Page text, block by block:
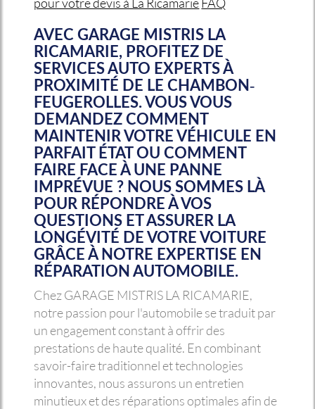
AVEC GARAGE MISTRIS LA
RICAMARIE, PROFITEZ DE
SERVICES AUTO EXPERTS À
PROXIMITÉ DE LE CHAMBON-
FEUGEROLLES. VOUS VOUS
DEMANDEZ COMMENT
MAINTENIR VOTRE VÉHICULE EN
PARFAIT ÉTAT OU COMMENT
FAIRE FACE À UNE PANNE
IMPRÉVUE ? NOUS SOMMES LÀ
POUR RÉPONDRE À VOS
QUESTIONS ET ASSURER LA
LONGÉVITÉ DE VOTRE VOITURE
GRÂCE À NOTRE EXPERTISE EN
RÉPARATION AUTOMOBILE.
Chez GARAGE MISTRIS LA RICAMARIE,
notre passion pour l'automobile se traduit par
un engagement constant à offrir des
prestations de haute qualité. En combinant
savoir-faire traditionnel et technologies
innovantes, nous assurons un entretien
minutieux et des réparations optimales afin de